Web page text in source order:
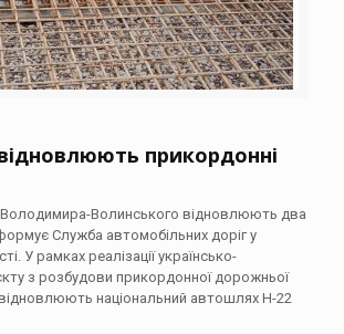
прикордонні
Володимира-Волинського відновлюють два
Служба автомобільних доріг у
У рамках реалізації українсько-
з розбудови прикордонної дорожньої
національний автошлях Н-22